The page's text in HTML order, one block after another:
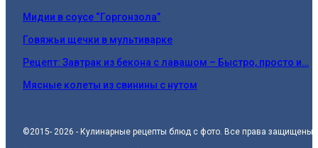
Мидии в соусе “Горгонзола”
Говяжьи щечки в мультиварке
Рецепт: Завтрак из бекона с лавашом – Быстро, просто и…
Мясные колеты из свинины с нутом
©2015- 2026 - Кулинарные рецепты блюд с фото. Все права защищены.